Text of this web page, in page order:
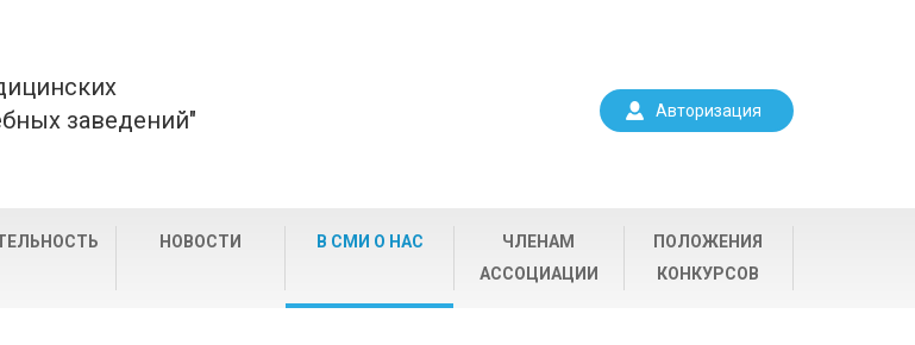
заведений"
Авторизация
НОВОСТИ В СМИ О НАС
ЧЛЕНАМ
АССОЦИАЦИИ
ПОЛОЖЕНИЯ
КОНКУРСОВ